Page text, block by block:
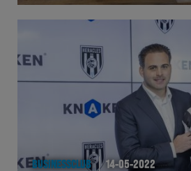
Natuurgras
Wedstrijd
BUSINESSCLUB 14-05-2022